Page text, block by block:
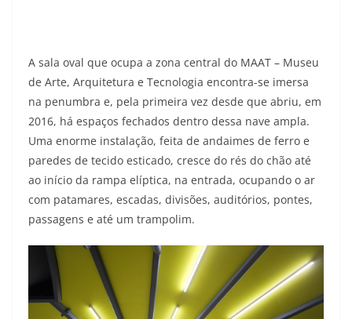
A sala oval que ocupa a zona central do MAAT – Museu
de Arte, Arquitetura e Tecnologia encontra-se imersa
na penumbra e, pela primeira vez desde que abriu, em
2016, há espaços fechados dentro dessa nave ampla.
Uma enorme instalação, feita de andaimes de ferro e
paredes de tecido esticado, cresce do rés do chão até
ao início da rampa elíptica, na entrada, ocupando o ar
com patamares, escadas, divisões, auditórios, pontes,
passagens e até um trampolim.